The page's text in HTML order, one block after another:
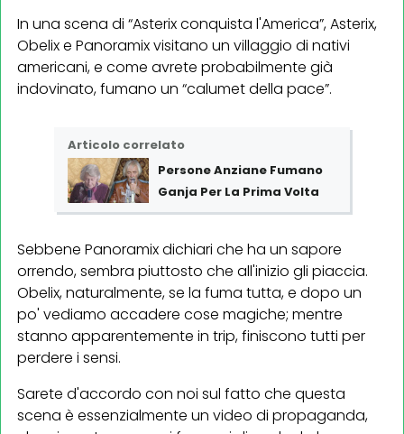
In una scena di “Asterix conquista l'America”, Asterix,
Obelix e Panoramix visitano un villaggio di nativi
americani, e come avrete probabilmente già
indovinato, fumano un “calumet della pace”.
Articolo correlato
Persone Anziane Fumano
Ganja Per La Prima Volta
Sebbene Panoramix dichiari che ha un sapore
orrendo, sembra piuttosto che all'inizio gli piaccia.
Obelix, naturalmente, se la fuma tutta, e dopo un
po' vediamo accadere cose magiche; mentre
stanno apparentemente in trip, finiscono tutti per
perdere i sensi.
Sarete d'accordo con noi sul fatto che questa
scena è essenzialmente un video di propaganda,